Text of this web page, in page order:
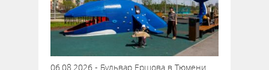
06.08.2026 - Бульвар Ершова в Тюмени